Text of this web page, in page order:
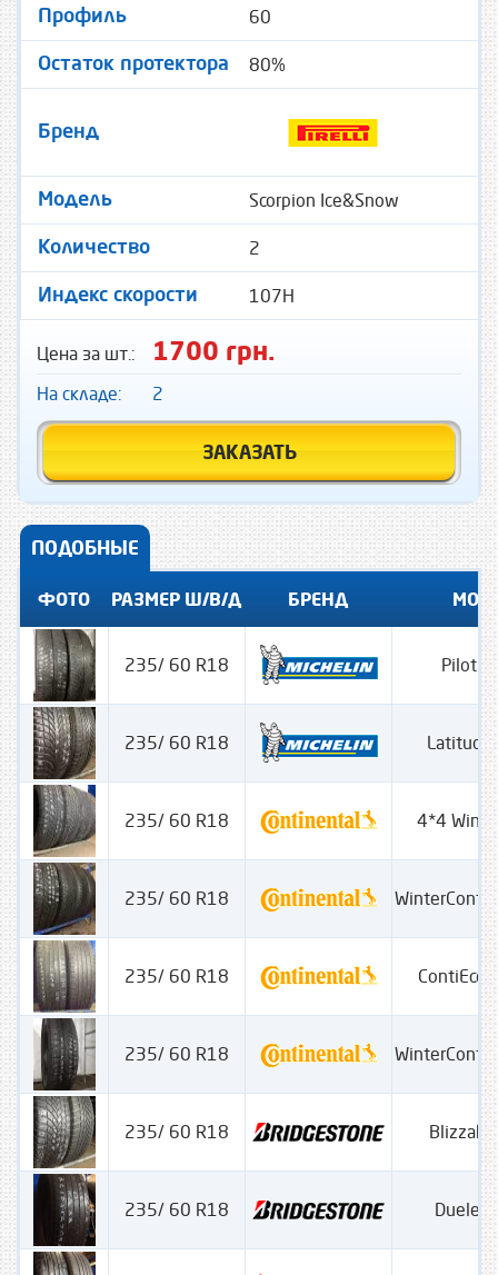
Профиль 60
Остаток протектора 80%
Бренд
Модель Scorpion Ice&Snow
Количество 2
Индекс скорости 107H
Цена за шт.: 1700 грн.
На складе: 2
ЗАКАЗАТЬ
ПОДОБНЫЕ
ФОТО РАЗМЕР Ш/В/Д БРЕНД
235/ 60 R18 Pilot
235/ 60 R18 Latitude
235/ 60 R18 4*4
235/ 60 R18
235/ 60 R18
235/ 60 R18
235/ 60 R18 Blizzak
235/ 60 R18 Dueler